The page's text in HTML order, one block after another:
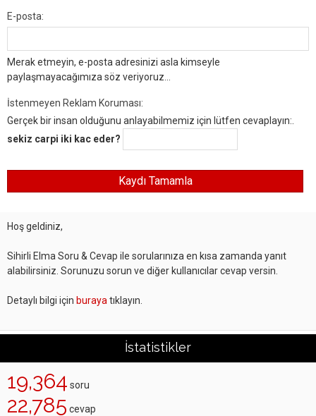
E-posta:
Merak etmeyin, e-posta adresinizi asla kimseyle
paylaşmayacağımıza söz veriyoruz...
İstenmeyen Reklam Koruması:
Gerçek bir insan olduğunu anlayabilmemiz için lütfen cevaplayın:.
sekiz carpi iki kac eder?
Hoş geldiniz,
Sihirli Elma Soru & Cevap ile sorularınıza en kısa zamanda yanıt
alabilirsiniz. Sorunuzu sorun ve diğer kullanıcılar cevap versin.
Detaylı bilgi için buraya tıklayın.
İstatistikler
19,364 soru
22,785 cevap